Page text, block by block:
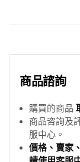
商品諮詢
購買的商品
商品咨詢及
服中心。
價格、賣家